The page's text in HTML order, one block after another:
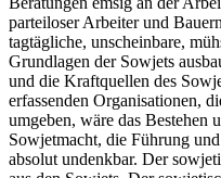
parteiloser Arbeiter und
tagtägliche, unscheinbare,
Grundlagen der Sowjets
und die Kraftquellen des
erfassenden Organisationen,
umgeben, wäre das Bestehen
Sowjetmacht, die Führung
absolut undenkbar. Der